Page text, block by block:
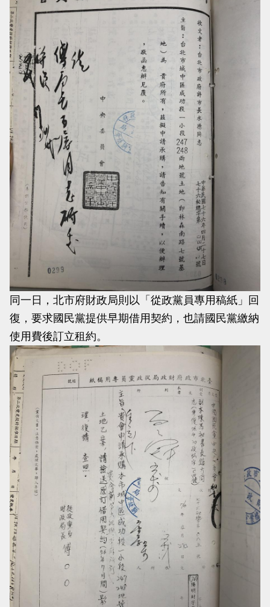
同一日，北市府財政局則以「從政黨員專用稿紙」回
復，要求國民黨提供早期借用契約，也請國民黨繳納
使用費後訂立租約。